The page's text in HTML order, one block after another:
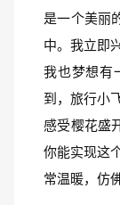
是一个美丽
中。我立即
我也梦想有
到，旅行小
感受樱花盛
你能实现这
常温暖，仿